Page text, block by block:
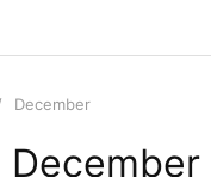
December
December